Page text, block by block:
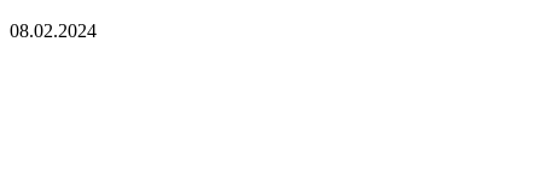
08.02.2024